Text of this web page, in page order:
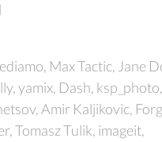
Max Tactic, Jane
yamix, Dash, ksp_photo,
Amir Kaljikovic,
Tomasz Tulik, imageit,